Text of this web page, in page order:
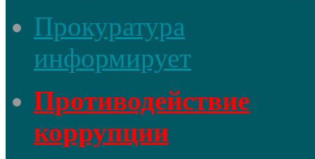
Прокуратура
информирует
Противодействие
коррупции